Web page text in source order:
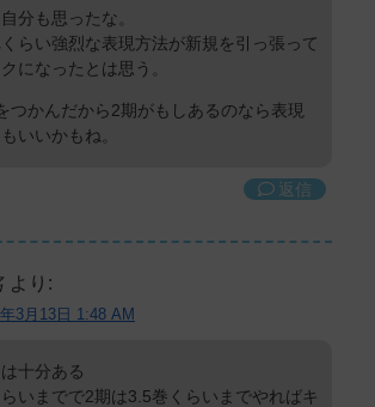
分も思ったな。
らい強烈な表現方法が新規を引っ張って
になったとは思う。
つかんだから2期がもしあるのなら表現
いいかもね。
返信
より:
3月13日 1:48 AM
十分ある
いまでで2期は3.5巻くらいまでやればキ